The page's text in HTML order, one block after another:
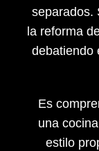
separados.
la reforma
debatiendo
Es
una
estilo